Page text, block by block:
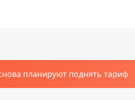
планируют поднять тариф